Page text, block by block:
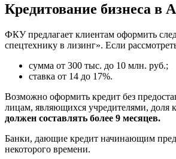
Кредитование бизнеса в
ФКУ предлагает клиентам оформить
спецтехнику в лизинг». Если
сумма от 300 тыс. до 10 млн. руб.;
ставка от 14 до 17%.
Возможно оформить кредит без
лицам, являющихся учредителями, доля
должен составлять более 9 месяцев.
Банки, дающие кредит начинающим
некоторого времени.